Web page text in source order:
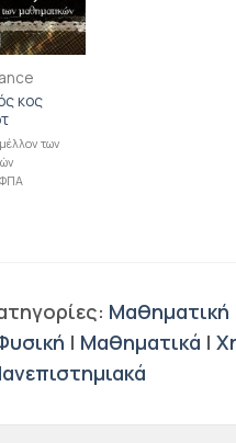
κος
των
Μαθηματική
| Μαθηματικά |